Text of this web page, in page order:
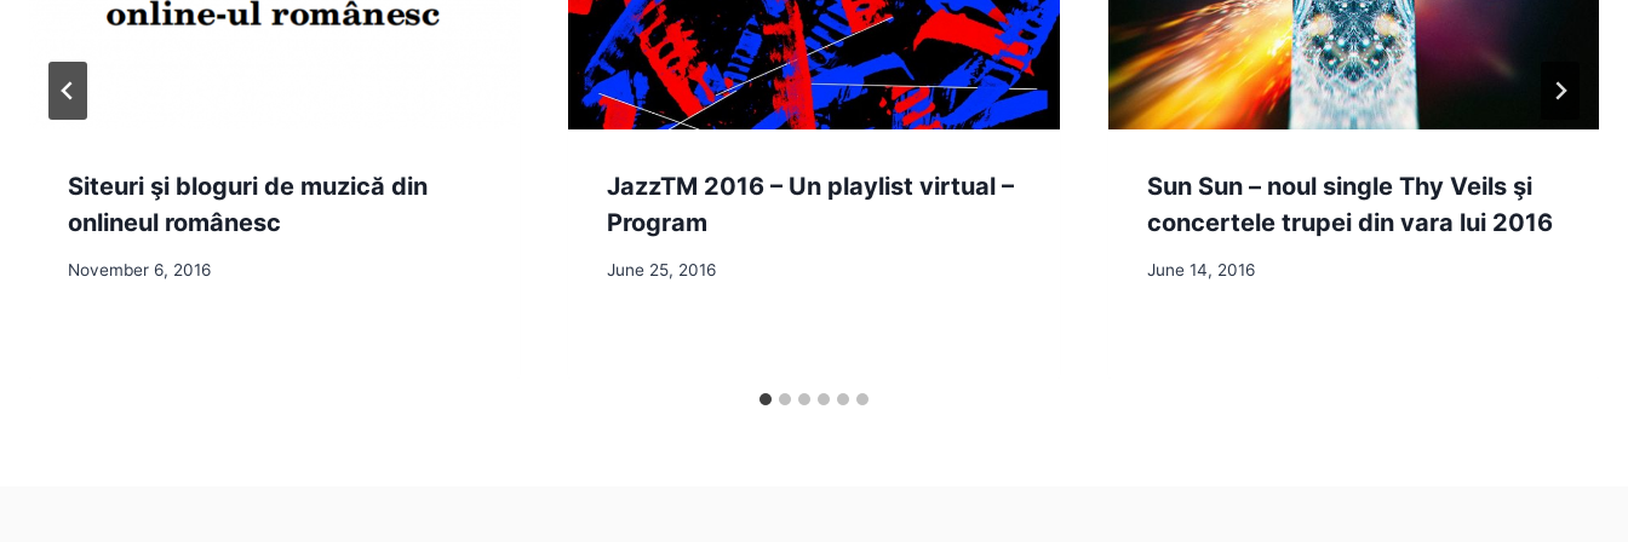
Siteuri şi bloguri de muzică din
onlineul românesc
November 6, 2016
JazzTM 2016 – Un playlist virtual –
Program
June 25, 2016
Sun Sun – noul single Thy Veils şi
concertele trupei din vara lui 2016
June 14, 2016